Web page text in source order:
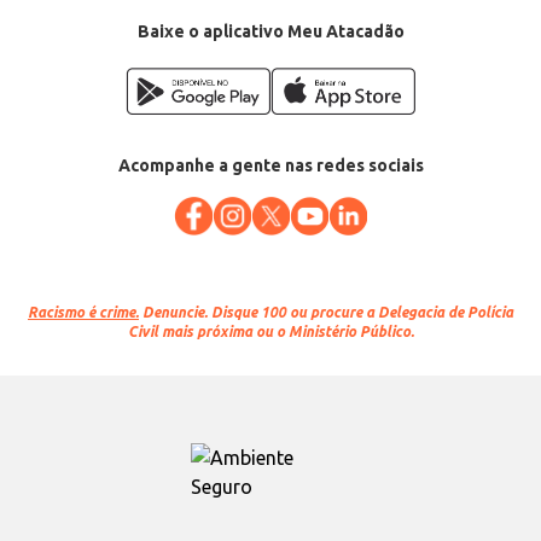
Baixe o aplicativo Meu Atacadão
Acompanhe a gente nas redes sociais
Racismo é crime. Denuncie. Disque 100 ou procure a Delegacia de Polícia
Civil mais próxima ou o Ministério Público.